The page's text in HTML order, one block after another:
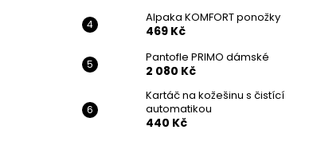
Alpaka KOMFORT ponožky
469 Kč
Pantofle PRIMO dámské
2 080 Kč
Kartáč na kožešinu s čistící
automatikou
440 Kč